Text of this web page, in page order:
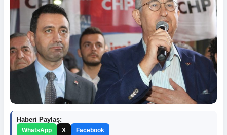
Haberi Paylaş:
WhatsApp X Facebook